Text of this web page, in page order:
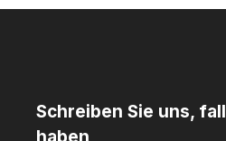
Schreiben Sie uns,
haben